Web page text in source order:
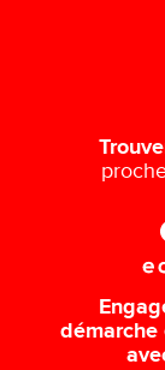
démarche